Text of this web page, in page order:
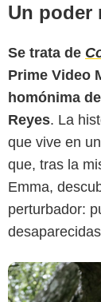
Un poder
Se trata de
Prime Video
homónima
Reyes. La
que vive en
que, tras la
Emma,
perturbador: